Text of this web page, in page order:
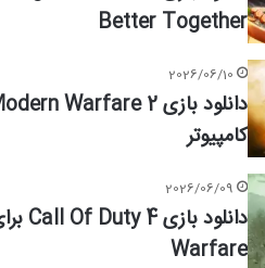
Better Together
2026/06/10
کامپیوتر
2026/06/09
Warfare